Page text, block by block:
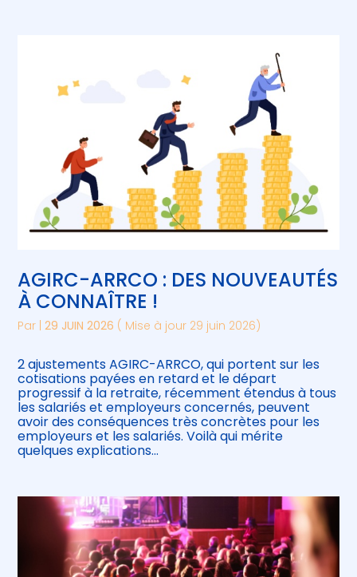
AGIRC-ARRCO : DES NOUVEAUTÉS
À CONNAÎTRE !
Par |29 JUIN 2026 ( Mise à jour 29 juin 2026)
2 ajustements AGIRC-ARRCO, qui portent sur les
cotisations payées en retard et le départ
progressif à la retraite, récemment étendus à tous
les salariés et employeurs concernés, peuvent
avoir des conséquences très concrètes pour les
employeurs et les salariés. Voilà qui mérite
quelques explications…